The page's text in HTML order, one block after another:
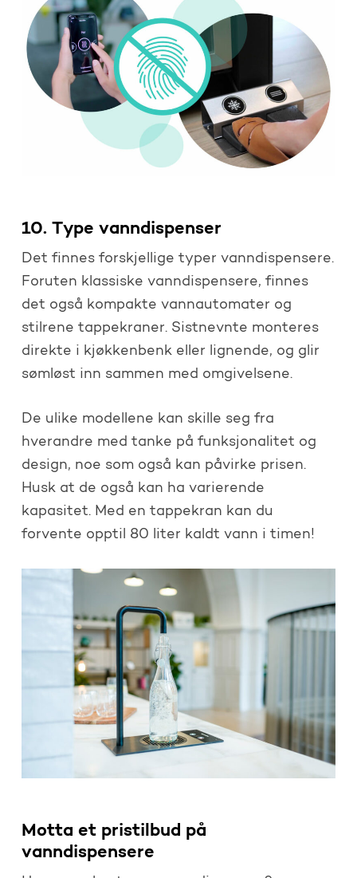
10. Type vanndispenser
Det finnes forskjellige typer vanndispensere.
Foruten klassiske vanndispensere, finnes
det også kompakte vannautomater og
stilrene tappekraner. Sistnevnte monteres
direkte i kjøkkenbenk eller lignende, og glir
sømløst inn sammen med omgivelsene.
De ulike modellene kan skille seg fra
hverandre med tanke på funksjonalitet og
design, noe som også kan påvirke prisen.
Husk at de også kan ha varierende
kapasitet. Med en tappekran kan du
forvente opptil 80 liter kaldt vann i timen!
Motta et pristilbud på
vanndispensere